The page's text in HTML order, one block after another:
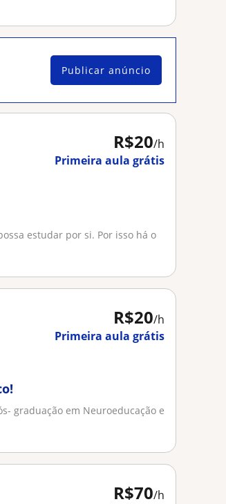
Publicar anúncio
R$20/h
Primeira aula grátis
estudar por si. Por isso há o
R$20/h
Primeira aula grátis
graduação em Neuroeducação e
R$70/h